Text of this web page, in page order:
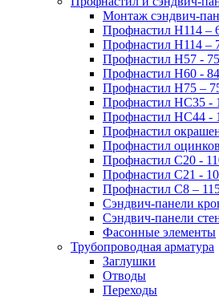
Монтаж сэндвич-
Профнастил Н114 –
Профнастил Н114 –
Профнастил Н57 -
Профнастил Н60 -
Профнастил Н75 –
Профнастил НС35 -
Профнастил НС44 -
Профнастил
Профнастил
Профнастил С20 -
Профнастил С21 -
Профнастил С8 –
Сэндвич-панели
Сэндвич-панели
Фасонные элементы
Трубопроводная арматура
Заглушки
Отводы
Переходы